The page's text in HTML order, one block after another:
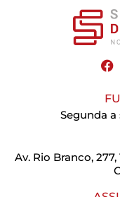
Segunda a
Av. Rio Branco,